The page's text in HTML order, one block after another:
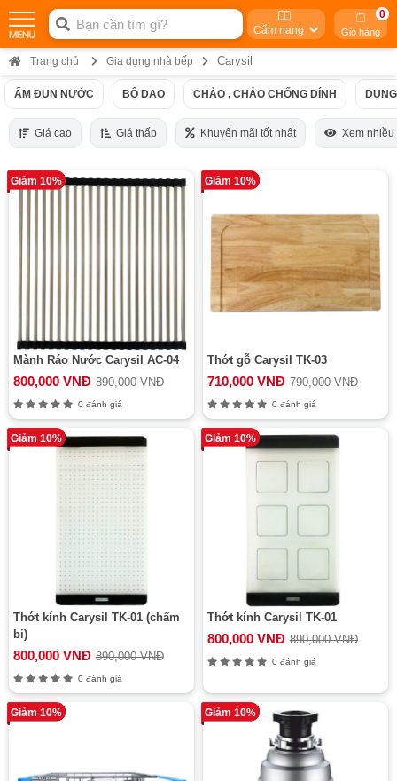
Cẩm nang Giỏ hàng
0
Trang chủ Gia dụng nhà bếp Carysil
ẤM ĐUN NƯỚC BỘ DAO CHẢO , CHẢO CHỐNG DÍNH
Giá cao Giá thấp Khuyến mãi tốt nhất Xem nhiều
Giảm 10%
Mành Ráo Nước Carysil AC-04
800,000 VNĐ 890,000 VNĐ
0 đánh giá
Giảm 10%
Thớt gỗ Carysil TK-03
710,000 VNĐ 790,000 VNĐ
0 đánh giá
Giảm 10%
Thớt kính Carysil TK-01 (chấm
bi)
800,000 VNĐ 890,000 VNĐ
0 đánh giá
Giảm 10%
Thớt kính Carysil TK-01
800,000 VNĐ 890,000 VNĐ
0 đánh giá
Giảm 10% Giảm 10%